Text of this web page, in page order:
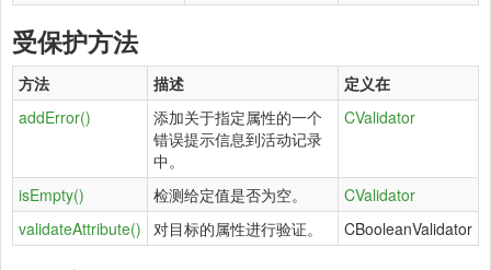
受保护方法
方法 描述
定义在
addError()
添加关于指定属性的一个
错误提示信息到活动记录
中。
CValidator
isEmpty() 检测给定值是否为空。
CValidator
validateAttribute() 对目标的属性进行验证。 CBooleanValidator